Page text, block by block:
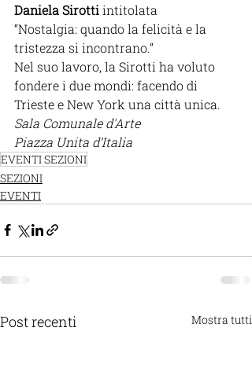
Daniela Sirotti intitolata
“Nostalgia: quando la felicità e la
tristezza si incontrano.”
Nel suo lavoro, la Sirotti ha voluto
fondere i due mondi: facendo di
Trieste e New York una città unica.
Sala Comunale d'Arte
Piazza Unita d’Italia
EVENTI SEZIONI
SEZIONI
EVENTI
Post recenti Mostra tutti